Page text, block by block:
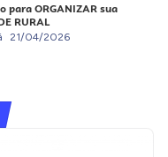
para ORGANIZAR sua
RURAL
21/04/2026